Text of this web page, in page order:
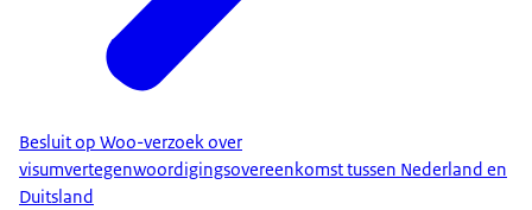
Besluit op Woo-verzoek over
visumvertegenwoordigingsovereenkomst tussen Nederland en
Duitsland